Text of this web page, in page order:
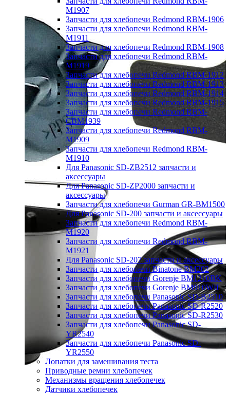
M1907
Запчасти для хлебопечи Redmond RBM-1906
Запчасти для хлебопечи Redmond RBM-
M1911
Запчасти для хлебопечи Redmond RBM-1908
Запчасти для хлебопечи Redmond RBM-
M1919
Запчасти для хлебопечи Redmond RBM-1912
Запчасти для хлебопечи Redmond RBM-1913
Запчасти для хлебопечи Redmond RBM-1914
Запчасти для хлебопечи Redmond RBM-1915
Запчасти для хлебопечи Redmond RBM-
CBM1939
Запчасти для хлебопечи Redmond RBM-
M1909
Запчасти для хлебопечи Redmond RBM-
M1910
Для Panasonic SD-ZB2512 запчасти и
аксессуары
Для Panasonic SD-ZP2000 запчасти и
аксессуары
Запчасти для хлебопечи Gurman GR-BM1500
Для Panasonic SD-200 запчасти и аксессуары
Запчасти для хлебопечи Redmond RBM-
M1920
Запчасти для хлебопечи Redmond RBM-
M1921
Для Panasonic SD-207 запчасти и аксессуары
Запчасти для хлебопечи Binatone BM202
Запчасти для хлебопечи Gorenje BM1210BK
Запчасти для хлебопечи Gorenje BM910WII
Запчасти для хлебопечи Panasonic SD-B2510
Запчасти для хлебопечи Panasonic SD-R2520
Запчасти для хлебопечи Panasonic SD-R2530
Запчасти для хлебопечи Panasonic SD-
YR2540
Запчасти для хлебопечи Panasonic SD-
YR2550
Лопатки для замешивания теста
Приводные ремни хлебопечек
Механизмы вращения хлебопечек
Датчики хлебопечек